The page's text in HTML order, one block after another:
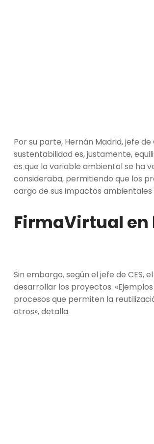
Por su parte, Hernán Madrid, jefe
sustentabilidad es, justamente,
es que la variable ambiental se ha
consideraba, permitiendo que los
cargo de sus impactos ambientales
FirmaVirtual en
Sin embargo, según el jefe de CES,
desarrollar los proyectos.
procesos que permiten la
otros», detalla.